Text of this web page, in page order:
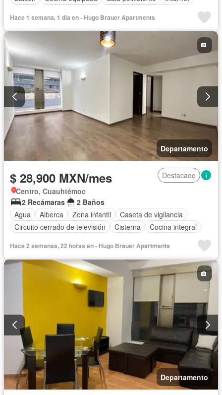
Gas natural
Recámara con closet
Completamente amueblado
Hace 1 semana, 1 día en - Hugo Brauer Apartments
Departamento
$ 28,900 MXN/mes
Destacado
Centro, Cuauhtémoc
2 Recámaras
2 Baños
Agua
Alberca Zona infantil
Caseta de vigilancia
Circuito cerrado de televisión
Cisterna
Cocina integral
Estacionamiento
Gimnasio
Internet
Recámara con closet
Sala polivalente
Seguridad
Sin amueblar
Hace 2 semanas, 22 horas en - Hugo Brauer Apartments
Departamento